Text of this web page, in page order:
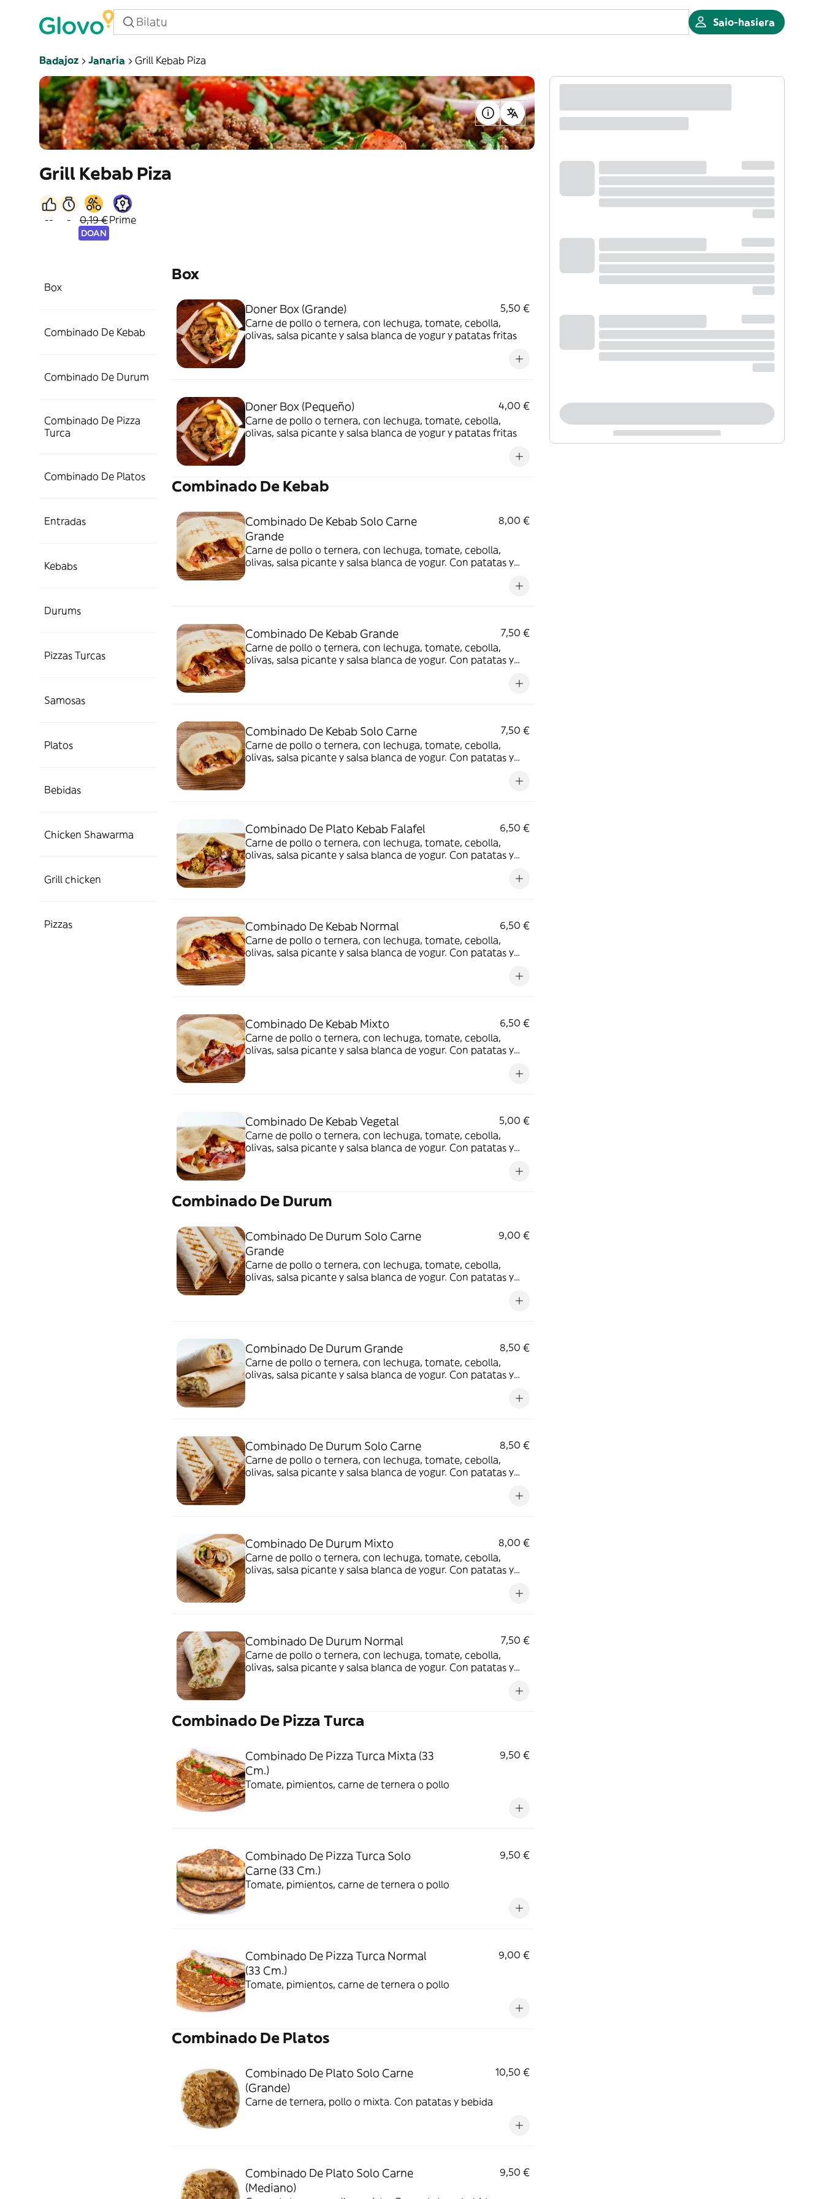
Saio-hasiera
Badajoz Janaria Grill Kebab Piza
Grill Kebab Piza
-- - 0,19 €
DOAN
Prime
Box
Combinado De Kebab
Combinado De Durum
Combinado De Pizza
Turca
Combinado De Platos
Entradas
Kebabs
Durums
Pizzas Turcas
Samosas
Platos
Bebidas
Chicken Shawarma
Grill chicken
Pizzas
Box
Doner Box (Grande)
5,50 €
Carne de pollo o ternera, con lechuga, tomate, cebolla,
olivas, salsa picante y salsa blanca de yogur y patatas fritas
Doner Box (Pequeño)
4,00 €
Carne de pollo o ternera, con lechuga, tomate, cebolla,
olivas, salsa picante y salsa blanca de yogur y patatas fritas
Combinado De Kebab
Combinado De Kebab Solo Carne
Grande
8,00 €
Carne de pollo o ternera, con lechuga, tomate, cebolla,
olivas, salsa picante y salsa blanca de yogur. Con patatas y
Combinado De Kebab Grande
7,50 €
Carne de pollo o ternera, con lechuga, tomate, cebolla,
olivas, salsa picante y salsa blanca de yogur. Con patatas y
Combinado De Kebab Solo Carne
7,50 €
Carne de pollo o ternera, con lechuga, tomate, cebolla,
olivas, salsa picante y salsa blanca de yogur. Con patatas y
Combinado De Plato Kebab Falafel
6,50 €
Carne de pollo o ternera, con lechuga, tomate, cebolla,
olivas, salsa picante y salsa blanca de yogur. Con patatas y
Combinado De Kebab Normal
6,50 €
Carne de pollo o ternera, con lechuga, tomate, cebolla,
olivas, salsa picante y salsa blanca de yogur. Con patatas y
Combinado De Kebab Mixto
6,50 €
Carne de pollo o ternera, con lechuga, tomate, cebolla,
olivas, salsa picante y salsa blanca de yogur. Con patatas y
Combinado De Kebab Vegetal
5,00 €
Carne de pollo o ternera, con lechuga, tomate, cebolla,
olivas, salsa picante y salsa blanca de yogur. Con patatas y
Combinado De Durum
Combinado De Durum Solo Carne
Grande
9,00 €
Carne de pollo o ternera, con lechuga, tomate, cebolla,
olivas, salsa picante y salsa blanca de yogur. Con patatas y
Combinado De Durum Grande
8,50 €
Carne de pollo o ternera, con lechuga, tomate, cebolla,
olivas, salsa picante y salsa blanca de yogur. Con patatas y
Combinado De Durum Solo Carne
8,50 €
Carne de pollo o ternera, con lechuga, tomate, cebolla,
olivas, salsa picante y salsa blanca de yogur. Con patatas y
Combinado De Durum Mixto
8,00 €
Carne de pollo o ternera, con lechuga, tomate, cebolla,
olivas, salsa picante y salsa blanca de yogur. Con patatas y
Combinado De Durum Normal
7,50 €
Carne de pollo o ternera, con lechuga, tomate, cebolla,
olivas, salsa picante y salsa blanca de yogur. Con patatas y
Combinado De Pizza Turca
Combinado De Pizza Turca Mixta (33
Cm.)
9,50 €
Tomate, pimientos, carne de ternera o pollo
Combinado De Pizza Turca Solo
Carne (33 Cm.)
9,50 €
Tomate, pimientos, carne de ternera o pollo
Combinado De Pizza Turca Normal
(33 Cm.)
9,00 €
Tomate, pimientos, carne de ternera o pollo
Combinado De Platos
Combinado De Plato Solo Carne
(Grande)
10,50 €
Carne de ternera, pollo o mixta. Con patatas y bebida
Combinado De Plato Solo Carne
(Mediano)
9,50 €